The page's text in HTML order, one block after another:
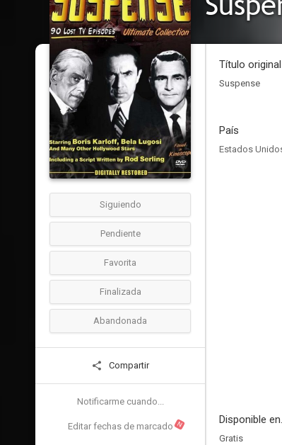
Siguiendo
Pendiente
Favorita
Finalizada
Abandonada
Compartir
Notificarme cuando...
Editar fechas de marcado N
Título original
Suspense
País
Estados
Disponible
Gratis